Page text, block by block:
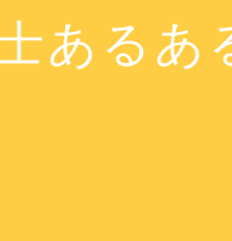
あるあ